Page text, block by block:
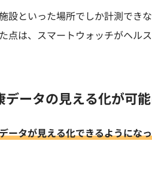
設といった場所でしか計測でき
点は、スマートウォッチがヘル
ータの見える化が可
ータが見える化できるようにな